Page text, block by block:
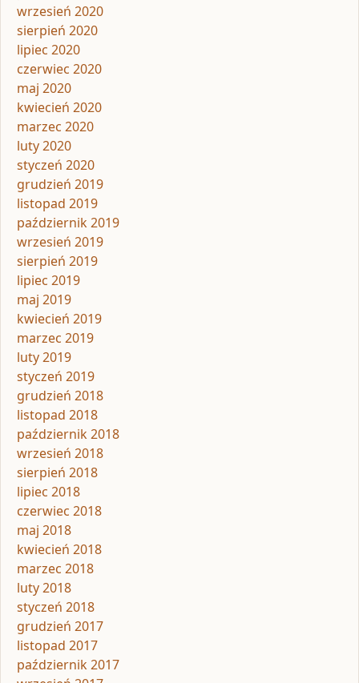
wrzesień 2020
sierpień 2020
lipiec 2020
czerwiec 2020
maj 2020
kwiecień 2020
marzec 2020
luty 2020
styczeń 2020
grudzień 2019
listopad 2019
październik 2019
wrzesień 2019
sierpień 2019
lipiec 2019
maj 2019
kwiecień 2019
marzec 2019
luty 2019
styczeń 2019
grudzień 2018
listopad 2018
październik 2018
wrzesień 2018
sierpień 2018
lipiec 2018
czerwiec 2018
maj 2018
kwiecień 2018
marzec 2018
luty 2018
styczeń 2018
grudzień 2017
listopad 2017
październik 2017